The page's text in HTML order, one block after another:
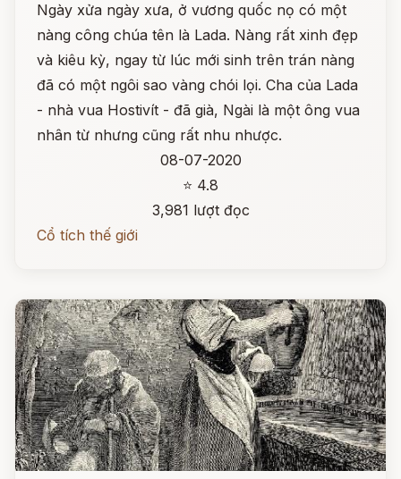
Ngày xửa ngày xưa, ở vương quốc nọ có một
nàng công chúa tên là Lada. Nàng rất xinh đẹp
và kiêu kỳ, ngay từ lúc mới sinh trên trán nàng
đã có một ngôi sao vàng chói lọi. Cha của Lada
- nhà vua Hostivít - đã già, Ngài là một ông vua
nhân từ nhưng cũng rất nhu nhược.
08-07-2020
⭐ 4.8
3,981 lượt đọc
Cổ tích thế giới